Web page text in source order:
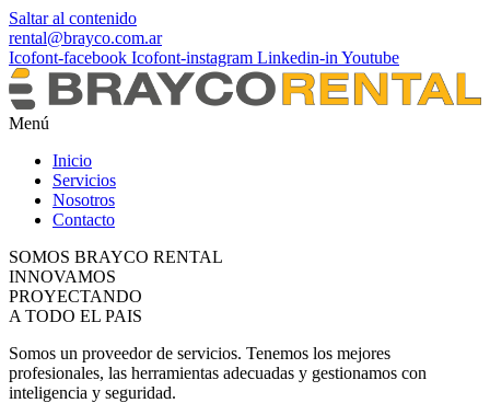
Saltar al contenido
rental@brayco.com.ar
Icofont-facebook Icofont-instagram Linkedin-in Youtube
Menú
Inicio
Servicios
Nosotros
Contacto
SOMOS BRAYCO RENTAL
INNOVAMOS
PROYECTANDO
A TODO EL PAIS
Somos un proveedor de servicios. Tenemos los mejores
profesionales, las herramientas adecuadas y gestionamos con
inteligencia y seguridad.